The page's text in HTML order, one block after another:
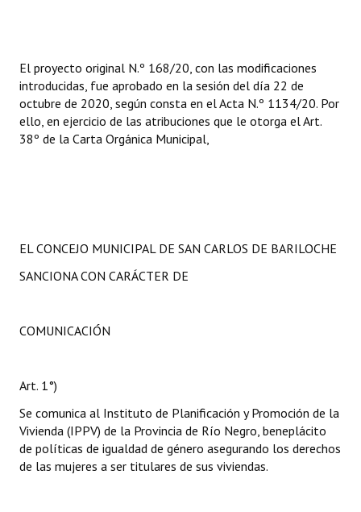
El proyecto original N.º 168/20, con las modificaciones
introducidas, fue aprobado en la sesión del día 22 de
octubre de 2020, según consta en el Acta N.º 1134/20. Por
ello, en ejercicio de las atribuciones que le otorga el Art.
38º de la Carta Orgánica Municipal,
EL CONCEJO MUNICIPAL DE SAN CARLOS DE BARILOCHE
SANCIONA CON CARÁCTER DE
COMUNICACIÓN
Art. 1°)
Se comunica al Instituto de Planificación y Promoción de la
Vivienda (IPPV) de la Provincia de Río Negro, beneplácito
de políticas de igualdad de género asegurando los derechos
de las mujeres a ser titulares de sus viviendas.